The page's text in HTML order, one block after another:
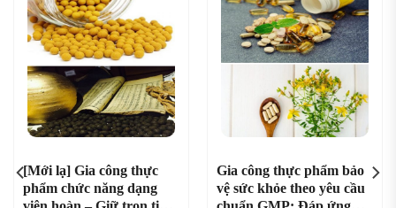
[Mới lạ] Gia công thực
phẩm chức năng dạng
Gia công thực phẩm bảo
vệ sức khỏe theo yêu cầu